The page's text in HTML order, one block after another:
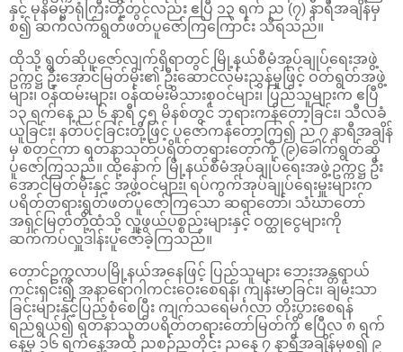
နှင့် မုနိဓမ္မာရုံကြီးတို့တွင်လည်း ဧပြီ ၁၃ ရက် ည (၇) နာရီအချိန်မှ
စ၍ ဆက်လက်ရွတ်ဖတ်ပူဇော်ကြကြောင်း သိရသည်။
ထိုသို့ ရွတ်ဆိုပူ‌ဇော်လျက်ရှိရာတွင် မြို့နယ်စီမံအုပ်ချုပ်ရေးအဖွဲ့
ဥက္ကဋ္ဌ ဦး‌အောင်မြတ်မိုး၏ ဦးဆောင်လမ်းညွှန်မှုဖြင့် ဝတ်ရွတ်အဖွဲ့
များ၊ ဝန်ထမ်းများ၊ ဝန်ထမ်းမိသားစုဝင်များ၊ ပြည်သူများက ဧပြီ
၁၃ ရက်နေ့ ည ၆ နာရီ ၄၅ မိနစ်တွင် ဘုရားကန်တော့ခြင်း၊ သီလခံ
ယူခြင်း၊ နတ်ပင့်ခြင်းတို့ဖြင့် ပူဇော်ကန်တော့ကြ၍ ည ၇ နာရီအချိန်
မှ စတင်ကာ ရတနာသုတ်ပရိတ်တရားတော်ကို (၉)ခေါက်ရွတ်ဆို
ပူဇော်ကြသည်။ ထို့နောက် မြို့နယ်စီမံအုပ်ချုပ်ရေးအဖွဲ့ဥက္ကဋ္ဌ ဦး
အောင်မြတ်မိုးနှင့် အဖွဲ့ဝင်များ၊ ရပ်ကွက်အုပ်ချုပ်ရေးမှူးများက
ပရိတ်တရားရွတ်ဖတ်ပူဇော်ကြသော ဆရာတော်၊ သံဃာတော်
အရှင်မြတ်တို့ထံသို့ လှူဖွယ်ပစ္စည်းများနှင့် ဝတ္ထုငွေများကို
ဆက်ကပ်လှူဒါန်းပူဇော်ခဲ့ကြသည်။
တောင်ဥက္ကလာပမြို့နယ်အနေဖြင့် ပြည်သူများ ဘေးအန္တရာယ်
ကင်းရှင်း၍ အနာရောဂါကင်းဝေးစေရန်၊ ကျန်းမာခြင်း၊ ချမ်းသာ
ခြင်းများနှင့်ပြည့်စုံစေပြီး ကျက်သရေမင်္ဂလာ တိုးပွားစေရန်
ရည်ရွယ်၍ ရတနာသုတ်ပရိတ်တရားတော်မြတ်ကို ဧပြီလ ၈ ရက်
နေ့မှ ၁၆ ရက်နေ့အထိ ညစဉ်ညတိုင်း ညနေ ၇ နာရီအချိန်မှစ၍ ၉